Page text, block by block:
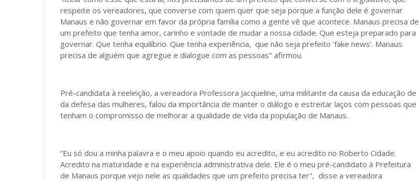
respeite os vereadores, que converse com quem quer que seja porque a função dele é governar
Manaus e não governar em favor da própria família como a gente vê que acontece. Manaus precisa de
um prefeito que tenha amor, carinho e vontade de mudar a nossa cidade. Que esteja preparado para
governar. Que tenha equilíbrio. Que tenha experiência, que não seja prefeito ‘fake news’. Manaus
precisa de alguém que agregue e dialogue com as pessoas" afirmou.
Pré-candidata à reeleição, a vereadora Professora Jacqueline, uma militante da causa da educação de
da defesa das mulheres, falou da importância de manter o diálogo e estreitar laços com pessoas que
tenham o compromisso de melhorar a qualidade de vida da população de Manaus.
“Eu só dou a minha palavra e o meu apoio quando eu acredito, e eu acredito no Roberto Cidade.
Acredito na maturidade e na experiência administrativa dele. Ele é o meu pré-candidato à Prefeitura
de Manaus porque vejo nele as qualidades que um prefeito precisa ter", disse a vereadora